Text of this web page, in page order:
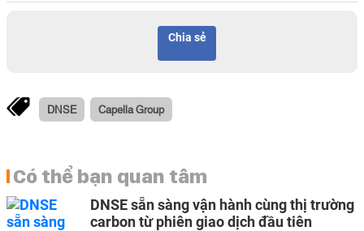
Chia sẻ
DNSE Capella Group
Có thể bạn quan tâm
DNSE sẵn sàng vận hành cùng thị trường
carbon từ phiên giao dịch đầu tiên